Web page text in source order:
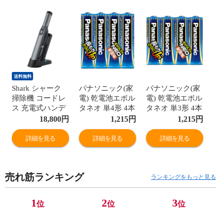
送料無料
Shark シャーク
掃除機 コードレ
ス 充電式ハンデ
ィクリーナー
EVOPOWER
W35 グレイ
WV280J
18,800円
詳細を見る
パナソニック(家
電) 乾電池エボル
タネオ 単4形 4本
シュリンクパッ
ク LR03NJ/4SE
1,215円
詳細を見る
パナソニック(家
電) 乾電池エボル
タネオ 単3形 4本
シュリンクパッ
ク LR6NJ/4SE
1,215円
詳細を見る
売れ筋ランキング ランキングをもっと見る
1位 2位 3位